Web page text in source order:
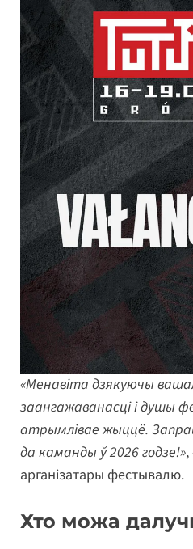
«Менавіта дзякуючы
заангажаванасці і душы
атрымлівае жыццё.
да каманды ў 2026 годзе!»
арганізатары фестывалю.
Хто можа